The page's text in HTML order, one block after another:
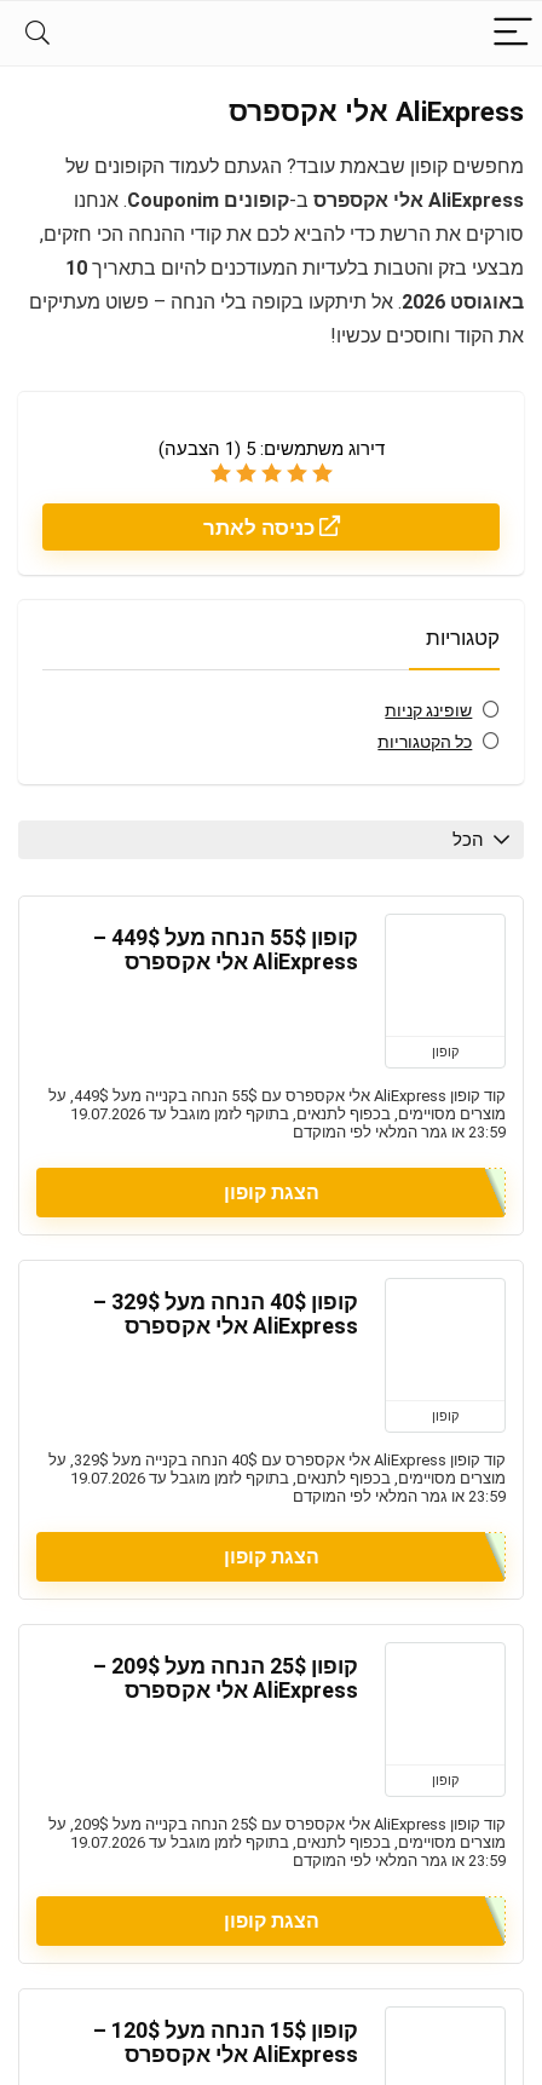
AliExpress אלי אקספרס
מחפשים קופון שבאמת עובד? הגעתם לעמוד הקופונים של
AliExpress אלי אקספרס
ב-קופונים Couponim
. אנחנו
סורקים את הרשת כדי להביא לכם את קודי ההנחה הכי חזקים,
מבצעי בזק והטבות בלעדיות המעודכנים להיום בתאריך 10
באוגוסט 2026
. אל תיתקעו בקופה בלי הנחה – פשוט מעתיקים
את הקוד וחוסכים עכשיו!
דירוג משתמשים:5
(
1 הצבעה)
כניסה לאתר
קטגוריות
שופינג קניות
כל הקטגוריות
הכל
קופון
קופון 55$ הנחה מעל 449$ –
AliExpress אלי אקספרס
קוד קופון AliExpress אלי אקספרס עם 55$ הנחה בקנייה מעל 449$, על
מוצרים מסויימים, בכפוף לתנאים, בתוקף לזמן מוגבל עד 19.07.2026
23:59 או גמר המלאי לפי המוקדם
הצגת קופון
קופון
קופון 40$ הנחה מעל 329$ –
AliExpress אלי אקספרס
קוד קופון AliExpress אלי אקספרס עם 40$ הנחה בקנייה מעל 329$, על
מוצרים מסויימים, בכפוף לתנאים, בתוקף לזמן מוגבל עד 19.07.2026
23:59 או גמר המלאי לפי המוקדם
הצגת קופון
קופון
קופון 25$ הנחה מעל 209$ –
AliExpress אלי אקספרס
קוד קופון AliExpress אלי אקספרס עם 25$ הנחה בקנייה מעל 209$, על
מוצרים מסויימים, בכפוף לתנאים, בתוקף לזמן מוגבל עד 19.07.2026
23:59 או גמר המלאי לפי המוקדם
הצגת קופון
קופון 15$ הנחה מעל 120$ –
AliExpress אלי אקספרס